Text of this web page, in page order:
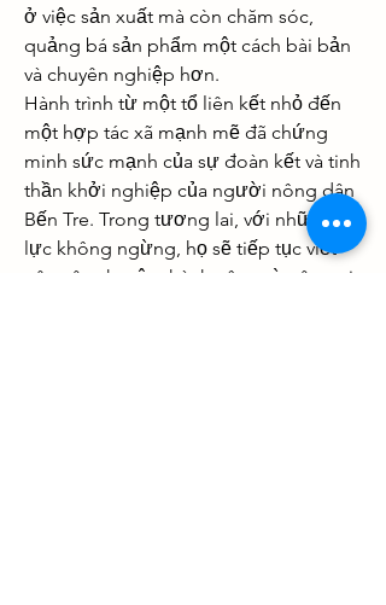
ở việc sản xuất mà còn chăm sóc,
quảng bá sản phẩm một cách bài bản
và chuyên nghiệp hơn.
Hành trình từ một tổ liên kết nhỏ đến
một hợp tác xã mạnh mẽ đã chứng
minh sức mạnh của sự đoàn kết và tinh
thần khởi nghiệp của người nông dân
Bến Tre. Trong tương lai, với những nỗ
lực không ngừng, họ sẽ tiếp tục viết
nên câu chuyện thành công từ cây mai